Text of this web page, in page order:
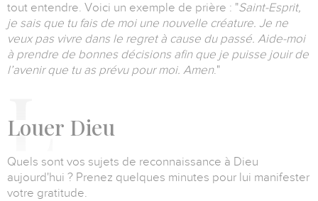
tout entendre. Voici un exemple de prière : "Saint-Esprit,
je sais que tu fais de moi une nouvelle créature. Je ne
veux pas vivre dans le regret à cause du passé. Aide-moi
à prendre de bonnes décisions afin que je puisse jouir de
l’avenir que tu as prévu pour moi. Amen."
Louer Dieu
Quels sont vos sujets de reconnaissance à Dieu
aujourd'hui ? Prenez quelques minutes pour lui manifester
votre gratitude.